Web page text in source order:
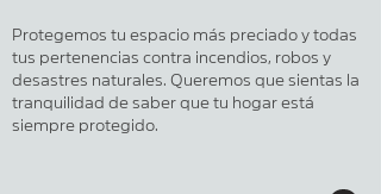
Protegemos tu espacio más preciado y todas
tus pertenencias contra incendios, robos y
desastres naturales. Queremos que sientas la
tranquilidad de saber que tu hogar está
siempre protegido.